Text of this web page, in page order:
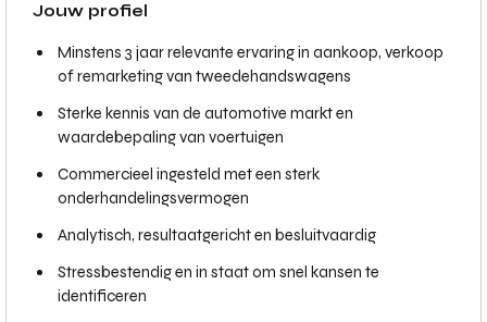
Jouw profiel
Minstens 3 jaar relevante ervaring in aankoop, verkoop
of remarketing van tweedehandswagens
Sterke kennis van de automotive markt en
waardebepaling van voertuigen
Commercieel ingesteld met een sterk
onderhandelingsvermogen
Analytisch, resultaatgericht en besluitvaardig
Stressbestendig en in staat om snel kansen te
identificeren